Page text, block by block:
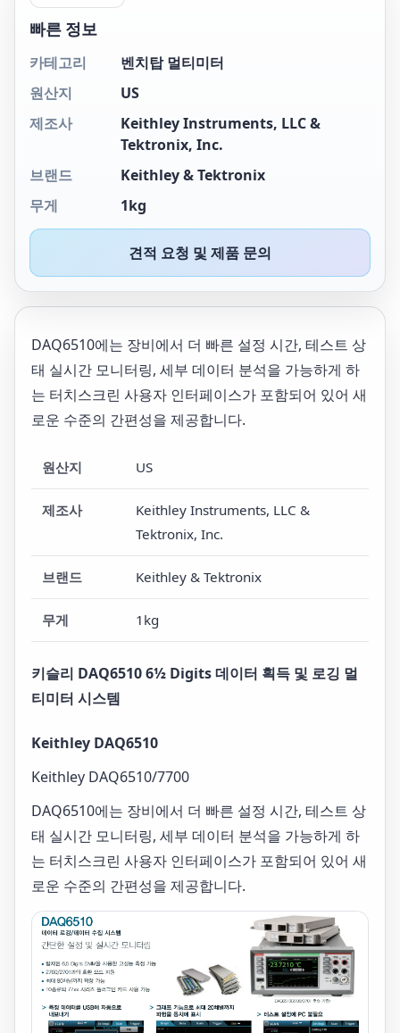
빠른 정보
카테고리
벤치탑 멀티미터
원산지
US
제조사
Keithley Instruments, LLC &
Tektronix, Inc.
브랜드
Keithley & Tektronix
무게
1kg
견적 요청 및 제품 문의
DAQ6510에는 장비에서 더 빠른 설정 시간, 테스트 상
태 실시간 모니터링, 세부 데이터 분석을 가능하게 하
는 터치스크린 사용자 인터페이스가 포함되어 있어 새
로운 수준의 간편성을 제공합니다.
원산지 US
제조사
Keithley Instruments, LLC &
Tektronix, Inc.
브랜드 Keithley & Tektronix
무게 1kg
키슬리 DAQ6510 6½ Digits 데이터 획득 및 로깅 멀
티미터 시스템
Keithley DAQ6510
Keithley DAQ6510/7700
DAQ6510에는 장비에서 더 빠른 설정 시간, 테스트 상
태 실시간 모니터링, 세부 데이터 분석을 가능하게 하
는 터치스크린 사용자 인터페이스가 포함되어 있어 새
로운 수준의 간편성을 제공합니다.